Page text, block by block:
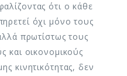
ότι ο κάθε
όχι μόνο τους
πρωτίστως τους
και οικονομικούς
κινητικότητας, δεν